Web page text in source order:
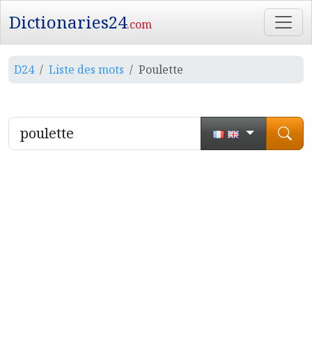
Dictionaries24.com
D24 Liste des mots Poulette